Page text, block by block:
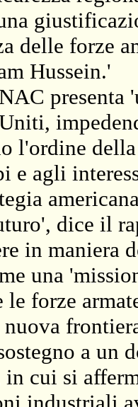
delle forze
Hussein.'
presenta
l'ordine
e agli
dice il
in maniera
una
forze
a un
cui si